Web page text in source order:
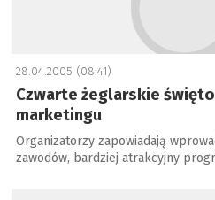
28.04.2005 (08:41)
Czwarte żeglarskie
marketingu
Organizatorzy zapowiadają
zawodów, bardziej atrakcyjny